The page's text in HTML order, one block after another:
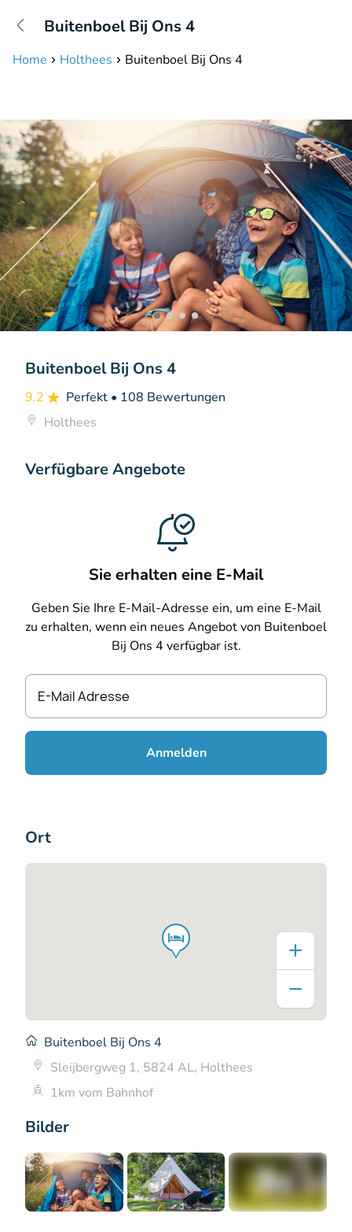
Erreichbar bis 23:00 Uhr (max 0,09€/Min)
Buitenboel Bij Ons 4
Home Holthees Buitenboel Bij Ons 4
Buitenboel Bij Ons 4
9.2 Perfekt • 108 Bewertungen
Holthees
Verfügbare Angebote
Sie erhalten eine E-Mail
Geben Sie Ihre E-Mail-Adresse ein, um eine E-Mail
zu erhalten, wenn ein neues Angebot von Buitenboel
Bij Ons 4 verfügbar ist.
E-Mail Adresse
Anmelden
Bilder
Ort
Buitenboel Bij Ons 4
Sleijbergweg 1, 5824 AL, Holthees
1km vom Bahnhof